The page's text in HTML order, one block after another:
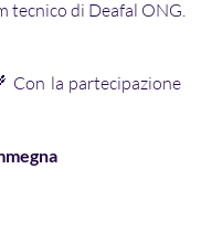
tecnico di Deafal ONG.
Con la partecipazione